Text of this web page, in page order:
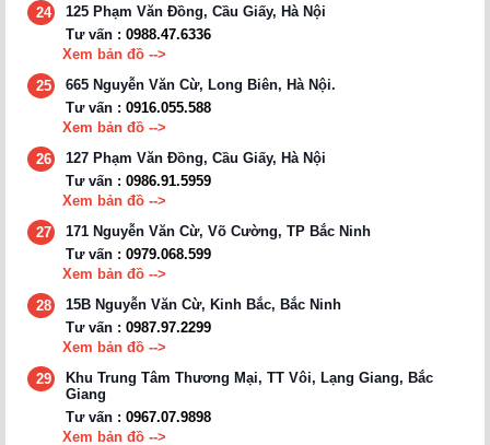
24
125 Phạm Văn Đồng, Cầu Giấy, Hà Nội
Tư vấn : 0988.47.6336
Xem bản đồ -->
25
665 Nguyễn Văn Cừ, Long Biên, Hà Nội.
Tư vấn : 0916.055.588
Xem bản đồ -->
26
127 Phạm Văn Đồng, Cầu Giấy, Hà Nội
Tư vấn : 0986.91.5959
Xem bản đồ -->
27
171 Nguyễn Văn Cừ, Võ Cường, TP Bắc Ninh
Tư vấn : 0979.068.599
Xem bản đồ -->
28
15B Nguyễn Văn Cừ, Kinh Bắc, Bắc Ninh
Tư vấn : 0987.97.2299
Xem bản đồ -->
29
Khu Trung Tâm Thương Mại, TT Vôi, Lạng Giang, Bắc
Giang
Tư vấn : 0967.07.9898
Xem bản đồ -->